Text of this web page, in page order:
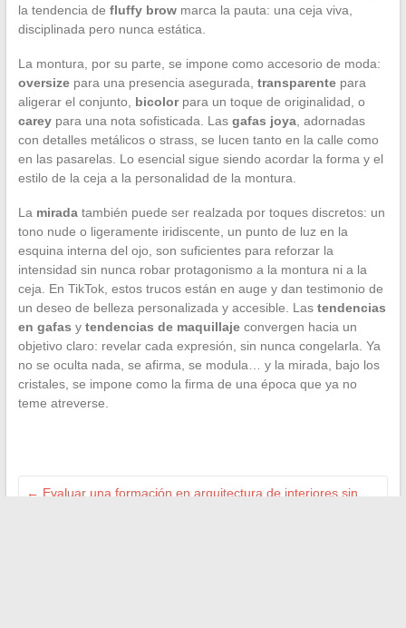
la tendencia de fluffy browmarca la pauta: una ceja viva,
disciplinada pero nunca estática.
La montura, por su parte, se impone como accesorio de moda:
oversizepara una presencia asegurada, transparentepara
aligerar el conjunto, bicolorpara un toque de originalidad, o
careypara una nota sofisticada. Las gafas joya, adornadas
con detalles metálicos o strass, se lucen tanto en la calle como
en las pasarelas. Lo esencial sigue siendo acordar la forma y el
estilo de la ceja a la personalidad de la montura.
La miradatambién puede ser realzada por toques discretos: un
tono nude o ligeramente iridiscente, un punto de luz en la
esquina interna del ojo, son suficientes para reforzar la
intensidad sin nunca robar protagonismo a la montura ni a la
ceja. En TikTok, estos trucos están en auge y dan testimonio de
un deseo de belleza personalizada y accesible. Las tendencias
en gafas y tendencias de maquillajeconvergen hacia un
objetivo claro: revelar cada expresión, sin nunca congelarla. Ya
no se oculta nada, se afirma, se modula… y la mirada, bajo los
cristales, se impone como la firma de una época que ya no
teme atreverse.
← Evaluar una formación en arquitectura de interiores sin